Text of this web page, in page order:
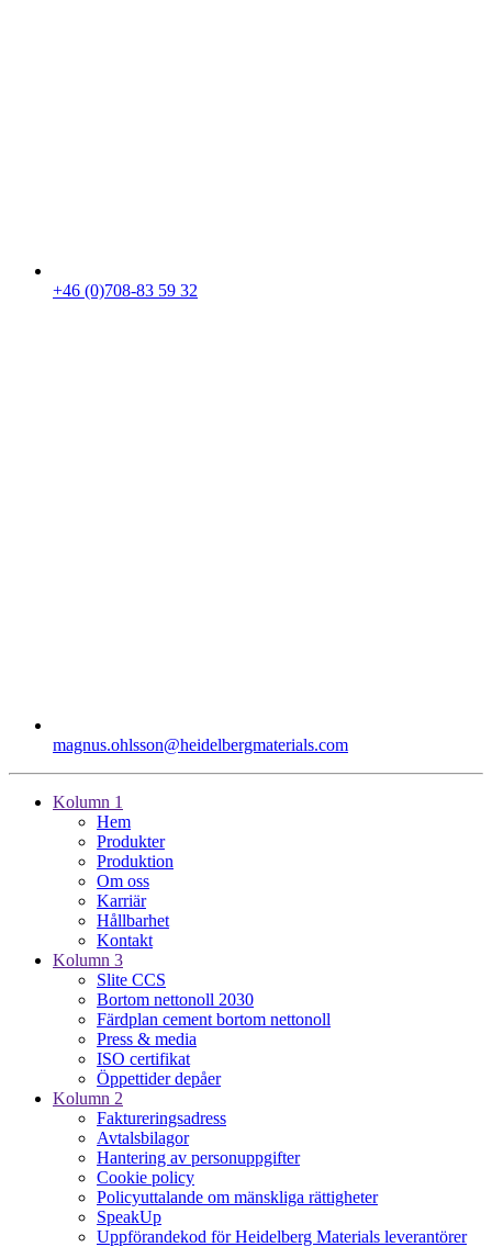
+46 (0)708-83 59 32
magnus.ohlsson​@heidelbergmaterials.com
Kolumn 1
Hem
Produkter
Produktion
Om oss
Karriär
Hållbarhet
Kontakt
Kolumn 3
Slite CCS
Bortom nettonoll 2030
Färdplan cement bortom nettonoll
Press & media
ISO certifikat
Öppettider depåer
Kolumn 2
Faktureringsadress
Avtalsbilagor
Hantering av personuppgifter
Cookie policy
Policyuttalande om mänskliga rättigheter
SpeakUp
Uppförandekod för Heidelberg Materials leverantörer